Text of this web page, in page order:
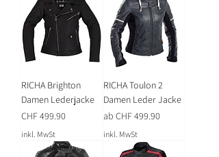
RICHA Brighton
Damen Lederjacke
Preis
CHF 499.90
inkl. MwSt
RICHA Toulon 2
Damen Leder Jacke
ab CHF 499.90
Sale-Preis
inkl. MwSt